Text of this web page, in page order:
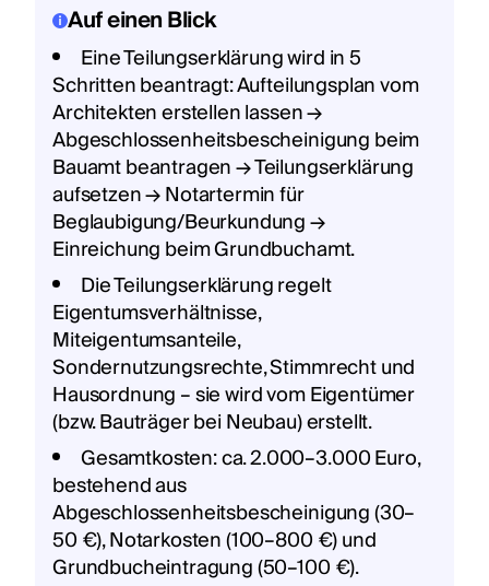
Auf einen Blick
Eine Teilungserklärung wird in 5
Schritten beantragt: Aufteilungsplan vom
Architekten erstellen lassen →
Abgeschlossenheitsbescheinigung beim
Bauamt beantragen → Teilungserklärung
aufsetzen → Notartermin für
Beglaubigung/Beurkundung →
Einreichung beim Grundbuchamt.
Die Teilungserklärung regelt
Eigentumsverhältnisse,
Miteigentumsanteile,
Sondernutzungsrechte, Stimmrecht und
Hausordnung – sie wird vom Eigentümer
(bzw. Bauträger bei Neubau) erstellt.
Gesamtkosten: ca. 2.000–3.000 Euro,
bestehend aus
Abgeschlossenheitsbescheinigung (30–
50 €), Notarkosten (100–800 €) und
Grundbucheintragung (50–100 €).